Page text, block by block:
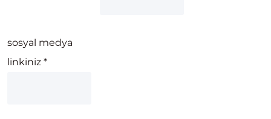
sosyal medya
linkiniz *